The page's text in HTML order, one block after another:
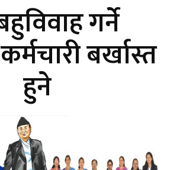
गर्ने
बर्खास्त
हुने